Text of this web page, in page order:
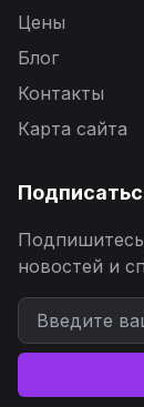
Цены
Блог
Контакты
Карта сайта
новостей и